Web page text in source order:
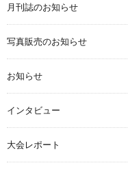
月刊誌のお知らせ
写真販売のお知らせ
お知らせ
インタビュー
大会レポート